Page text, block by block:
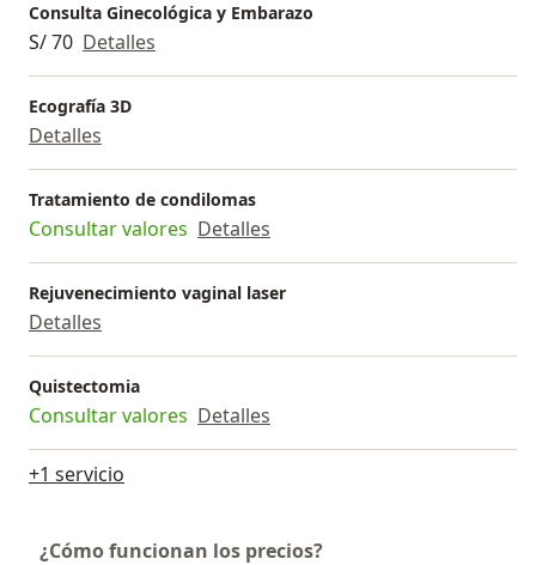
Consulta Ginecológica y Embarazo
S/ 70 Detalles
Ecografía 3D
Detalles
Tratamiento de condilomas
Consultar valores Detalles
Rejuvenecimiento vaginal laser
Detalles
Quistectomia
Consultar valores Detalles
+1 servicio
¿Cómo funcionan los precios?